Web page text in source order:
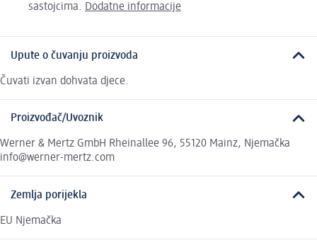
sastojcima. Dodatne informacije
Upute o čuvanju proizvoda
Čuvati izvan dohvata djece.
Proizvođač/Uvoznik
Werner & Mertz GmbH Rheinallee 96, 55120 Mainz, Njemačka
info@werner-mertz.com
Zemlja porijekla
EU Njemačka